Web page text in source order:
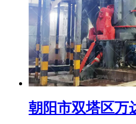
朝阳市双塔区万